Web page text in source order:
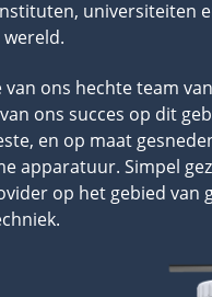
universiteiten
van ons hechte team
ons succes op dit
en op maat
apparatuur. Simpel
op het gebied van